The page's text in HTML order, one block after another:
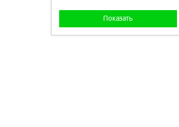
Показать